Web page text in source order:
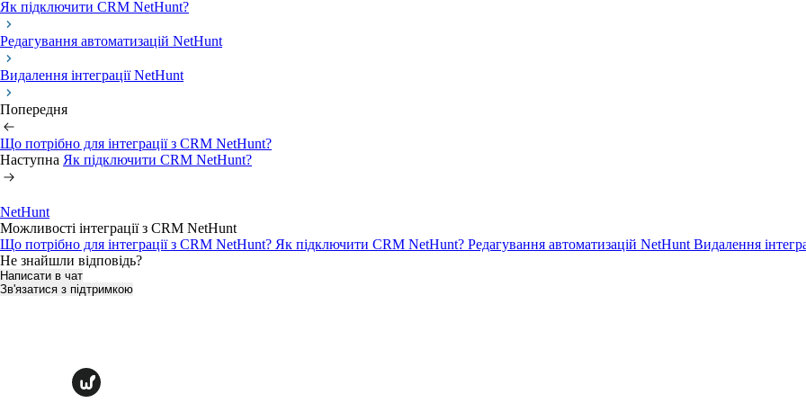
Як підключити CRM NetHunt?
Редагування автоматизацій NetHunt
Видалення інтеграції NetHunt
Попередня
Що потрібно для інтеграції з CRM NetHunt?
Наступна Як підключити CRM NetHunt?
NetHunt
Можливості інтеграції з CRM NetHunt
Що потрібно для інтеграції з CRM NetHunt? Як підключити CRM NetHunt? Редагування автоматизацій NetHunt Видалення
Не знайшли відповідь?
Написати в чат
Зв'язатися з підтримкою